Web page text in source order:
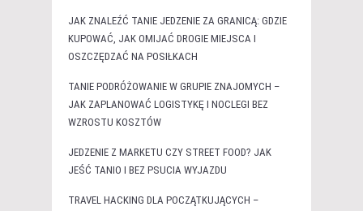
JAK ZNALEŹĆ TANIE JEDZENIE ZA GRANICĄ: GDZIE
KUPOWAĆ, JAK OMIJAĆ DROGIE MIEJSCA I
OSZCZĘDZAĆ NA POSIŁKACH
TANIE PODRÓŻOWANIE W GRUPIE ZNAJOMYCH –
JAK ZAPLANOWAĆ LOGISTYKĘ I NOCLEGI BEZ
WZROSTU KOSZTÓW
JEDZENIE Z MARKETU CZY STREET FOOD? JAK
JEŚĆ TANIO I BEZ PSUCIA WYJAZDU
TRAVEL HACKING DLA POCZĄTKUJĄCYCH –